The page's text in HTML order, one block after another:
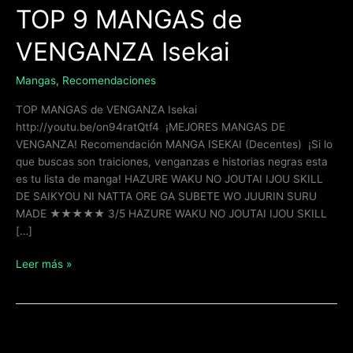
TOP 9 MANGAS de
VENGANZA Isekai
Mangas, Recomendaciones
TOP MANGAS de VENGANZA Isekai
http://youtu.be/on94ratQtf4 ¡MEJORES MANGAS DE
VENGANZA! Recomendación MANGA ISEKAI (Decentes) ¡Si lo
que buscas son traiciones, venganzas e historias negras esta
es tu lista de manga! HAZURE WAKU NO JOUTAI IJOU SKILL
DE SAIKYOU NI NATTA ORE GA SUBETE WO JUURIN SURU
MADE ★★★★★ 3/5 HAZURE WAKU NO JOUTAI IJOU SKILL
[…]
Leer más »